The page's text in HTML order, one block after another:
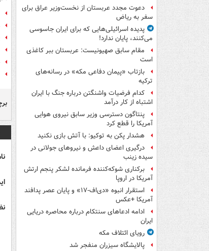
دعوت مجدد عربستان از نخست‌وزیر عراق برای
سفر به ریاض
پدیده اسرائیلی‌هایی که برای ایران جاسوسی
می‌کنند، پایان ندارد!
مقام سابق صهیونیست: عربستان ببر کاغذی
است
بازتاب «پیمان دفاعی مکه» در رسانه‌های
ترکیه
کدام فرضیات واشنگتن درباره جنگ با ایران
اشتباه از کار درآمد
پنتاگون دسترسی وزیر سابق نیروی هوایی
آمریکا را قطع کرد
هشدار پکن به توکیو: با آتش بازی نکنید
درگیری اعضای داعش و نیروهای جولانی در
سیده زینب
برکناری شوکه‌کننده فرمانده لشکر پنجم ارتش
آمریکا در اروپا
استقرار انبوه «دی‌اف‑۱۷» و پایان عصر پدافند
آمریکا +عکس
ادامه ادعاهای سنتکام درباره محاصره دریایی
ایران
رویای ائتلاف مکه
پالایشگاه سیزران منفجر شد